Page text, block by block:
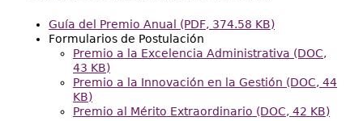
Guía del Premio Anual (PDF, 374.58 KB)
Formularios de Postulación
Premio a la Excelencia Administrativa (DOC,
43 KB)
Premio a la Innovación en la Gestión (DOC, 44
KB)
Premio al Mérito Extraordinario (DOC, 42 KB)